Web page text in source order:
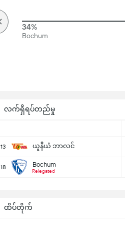
လက်ရှိရပ်တည်မှု
13 ယူနီယံ ဘာလင်
18 Bochum
Relegated
34%
Bochum
ထိပ်တိုက်